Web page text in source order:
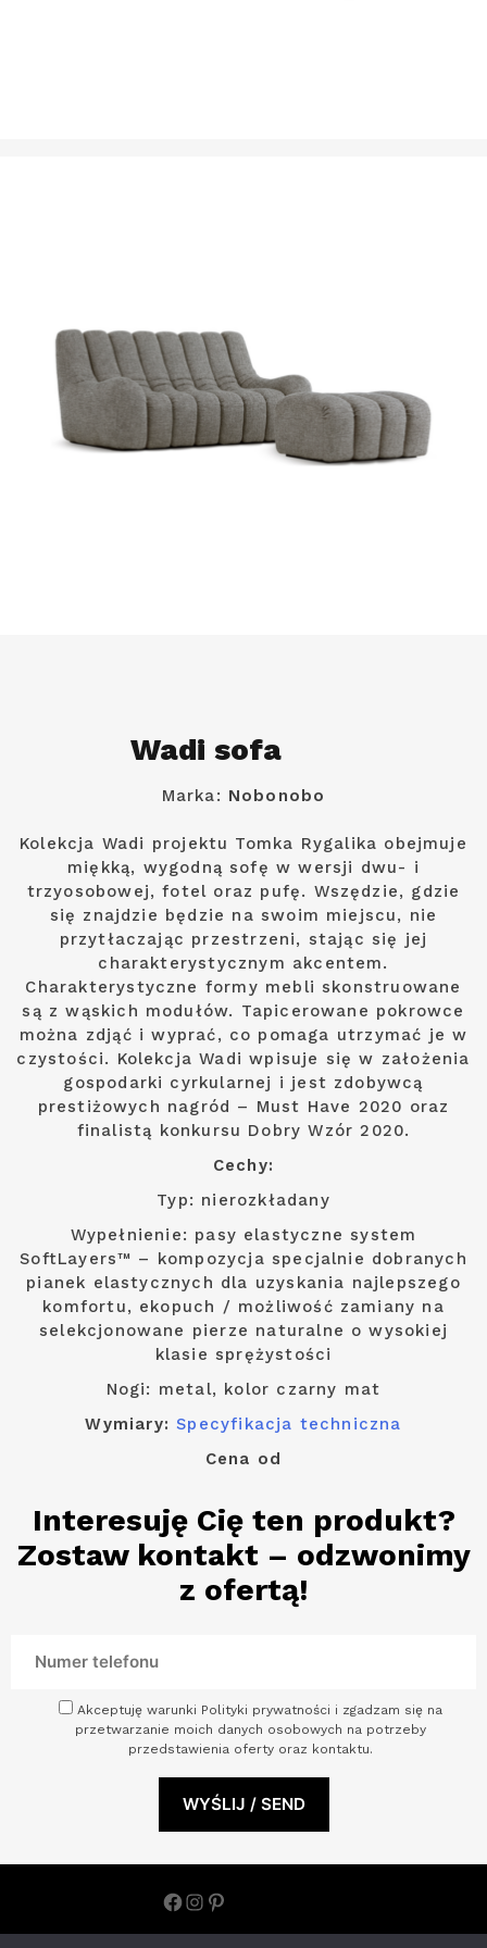
Wadi sofa
Marka: Nobonobo
Kolekcja Wadi projektu Tomka Rygalika obejmuje
miękką, wygodną sofę w wersji dwu- i
trzyosobowej, fotel oraz pufę. Wszędzie, gdzie
się znajdzie będzie na swoim miejscu, nie
przytłaczając przestrzeni, stając się jej
charakterystycznym akcentem.
Charakterystyczne formy mebli skonstruowane
są z wąskich modułów. Tapicerowane pokrowce
można zdjąć i wyprać, co pomaga utrzymać je w
czystości. Kolekcja Wadi wpisuje się w założenia
gospodarki cyrkularnej i jest zdobywcą
prestiżowych nagród – Must Have 2020 oraz
finalistą konkursu Dobry Wzór 2020.
Cechy:
Typ: nierozkładany
Wypełnienie: pasy elastyczne system
SoftLayers™ – kompozycja specjalnie dobranych
pianek elastycznych dla uzyskania najlepszego
komfortu, ekopuch / możliwość zamiany na
selekcjonowane pierze naturalne o wysokiej
klasie sprężystości
Nogi: metal, kolor czarny mat
Wymiary: Specyfikacja techniczna
Cena od
Interesuję Cię ten produkt?
Zostaw kontakt – odzwonimy
z ofertą!
Akceptuję warunki Polityki prywatności i zgadzam się na
przetwarzanie moich danych osobowych na potrzeby
przedstawienia oferty oraz kontaktu.
Facebook Instagram Pinterest